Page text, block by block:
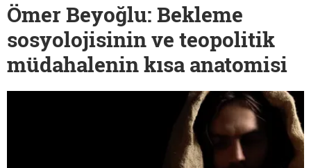
Ömer Beyoğlu: Bekleme
sosyolojisinin ve teopolitik
müdahalenin kısa anatomisi